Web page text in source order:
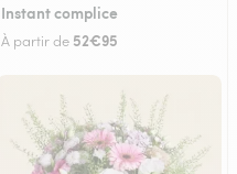
Instant complice
À partir de 52€95